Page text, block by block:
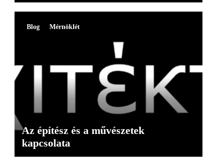
Blog Mérnöklét
Az építész és a művészetek
kapcsolata